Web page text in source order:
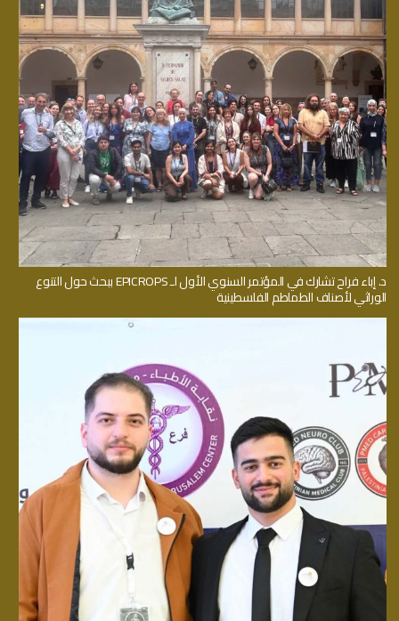
د. إباء فراح تشارك في المؤتمر السنوي الأول لـ EPICROPS ببحث حول التنوع
الوراثي لأصناف الطماطم الفلسطينية